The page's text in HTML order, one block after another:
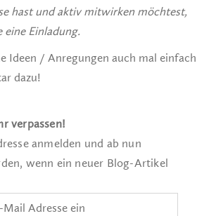
hast und aktiv mitwirken möchtest,
Einladung.
Ideen / Anregungen auch mal einfach
dazu!
verpassen!
anmelden und ab nun
wenn ein neuer Blog-Artikel